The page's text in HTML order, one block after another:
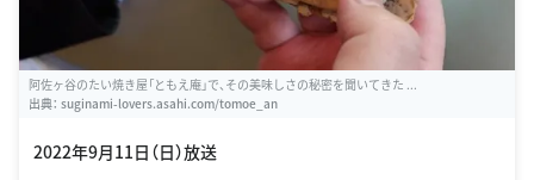
阿佐ヶ谷のたい焼き屋「ともえ庵」で、その美味しさの秘密を聞いてきた ...
出典： suginami-lovers.asahi.com/tomoe_an
2022年9月11日（日）放送